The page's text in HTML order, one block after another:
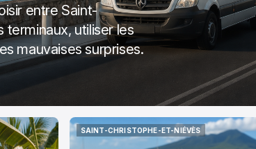
entre Saint-
terminaux, utiliser les
mauvaises surprises.
SAINT-CHRISTOPHE-ET-NIÉVÈS
SAINT-CHRISTOPHE-ET-NIÉVÈS